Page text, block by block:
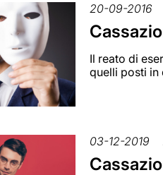
20-09-2016
Il reato di
quelli posti in
03-12-2019